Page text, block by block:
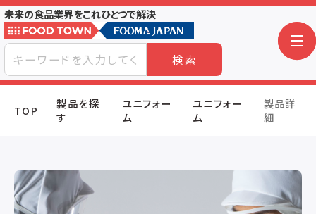
未来の食品業界をこれひとつで解決
検索
TOP
製品を探
す
ユニフォー
ム
ユニフォー
ム
製品詳
細